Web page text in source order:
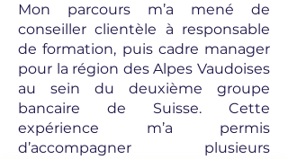
Mon parcours m’a mené de
conseiller clientèle à responsable
de formation, puis cadre manager
pour la région des Alpes Vaudoises
au sein du deuxième groupe
bancaire de Suisse. Cette
expérience m’a permis
d’accompagner plusieurs